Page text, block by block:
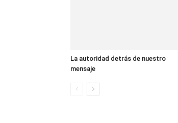
La autoridad detrás de nuestro
mensaje